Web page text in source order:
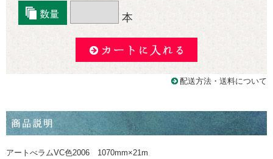
本
配送方法・送料について
アートべラムVC色2006 1070mm×21m